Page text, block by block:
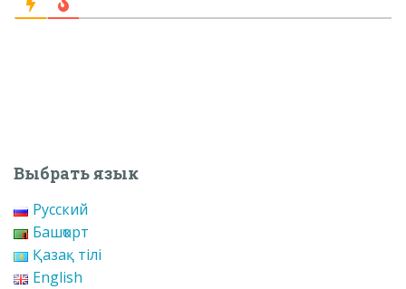
Выбрать язык
Русский
Башҡорт
Қазақ тілі
English